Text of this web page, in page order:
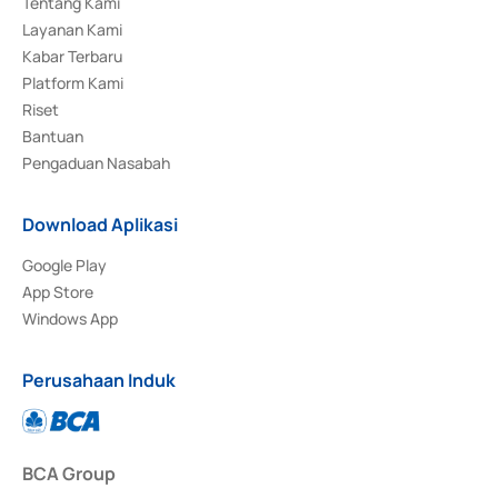
Layanan Kami
Kabar Terbaru
Platform Kami
Riset
Bantuan
Pengaduan Nasabah
Download Aplikasi
Google Play
App Store
Windows App
Perusahaan Induk
BCA Group